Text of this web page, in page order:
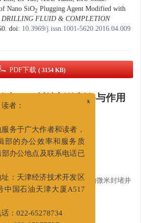
Nano SiO2 Plugging Agent Modified with
DRILLING FLUID & COMPLETION
doi: 10.3969/j.issn.1001-5620.2016.04.009
PDF下载 ( 3154 KB)
SiO
封堵剂的制备与作用
志, 刘四海
院, 北京 100101
科技攻关项目“微裂隙地层纳微米封堵井
读者：
服务于广大作者和读者，
部的办公效率和服务质
部办公地点及联系电话已
址：天津经济技术开发区
中国石油天津大厦A517
话：022-65278734